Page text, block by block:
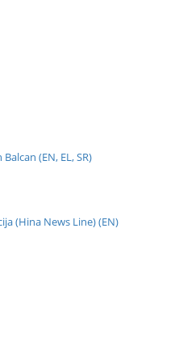
(EN, EL, SR)
(Hina News Line) (EN)